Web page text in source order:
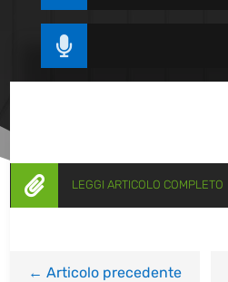

 LEGGI ARTICOLO COMPLETO
←Articolo precedente